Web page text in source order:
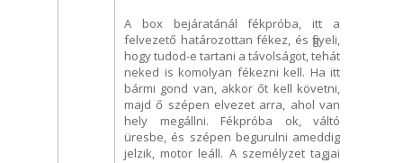
A box bejáratánál fékpróba, itt a
felvezető határozottan fékez, és figyeli,
hogy tudod-e tartani a távolságot, tehát
neked is komolyan fékezni kell. Ha itt
bármi gond van, akkor őt kell követni,
majd ő szépen elvezet arra, ahol van
hely megállni. Fékpróba ok, váltó
üresbe, és szépen begurulni ameddig
jelzik, motor leáll. A személyzet tagjai